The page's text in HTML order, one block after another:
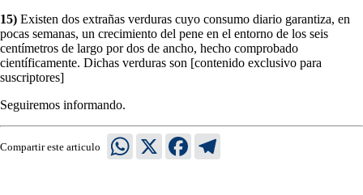
15) Existen dos extrañas verduras cuyo consumo diario garantiza, en
pocas semanas, un crecimiento del pene en el entorno de los seis
centímetros de largo por dos de ancho, hecho comprobado
científicamente. Dichas verduras son [contenido exclusivo para
suscriptores]
Seguiremos informando.
Compartir este articulo
WhatsApp
X Facebook